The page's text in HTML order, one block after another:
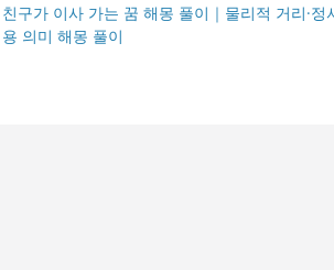
친구가 이사 가는 꿈 해몽 풀이｜물리적 거리·정
용 의미 해몽 풀이